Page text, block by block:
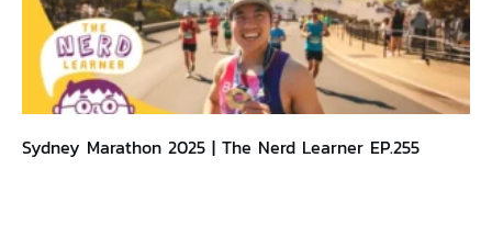
Sydney Marathon 2025 | The Nerd Learner EP.255